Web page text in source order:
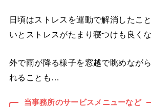
日頃はストレスを運動で解消したこ
いとストレスがたまり寝つけも良く
外で雨が降る様子を窓越で眺めなが
れることも…
当事務所のサービスメニューなど